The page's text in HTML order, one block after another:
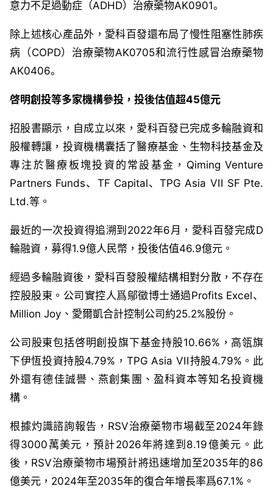
意力不足過動症（ADHD）治療藥物AK0901。
除上述核心產品外，愛科百發還布局了慢性阻塞性肺疾
病（COPD）治療藥物AK0705和流行性感冒治療藥物
AK0406。
啓明創投等多家機構參投，投後估值超45億元
招股書顯示，自成立以來，愛科百發已完成多輪融資和
股權轉讓， 投資機構囊括了醫療基金、生物科技基金及
專注於醫療板塊投資的常設基金， Qiming Venture
Partners Funds、 TF Capital、TPG Asia VII SF Pte.
Ltd.等。
最近的一次投資得追溯到2022年6月，愛科百發完成D
輪融資，募得1.9億人民幣，投後估值46.9億元。
經過多輪融資後， 愛科百發股權結構相對分散，不存在
控股股東。公司實控人爲鄔徵博士通過Profits Excel、
Million Joy 、愛爾凱合計控制公司約25.2%股份。
公司股東包括啓明創投旗下基金持股10.66% ，高瓴旗
下伊恆投資持股4.79% ， TPG Asia VII持股4.79% 。此
外還有德佳誠譽、燕創集團、盈科資本等知名投資機
構。
根據灼識諮詢報告， RSV治療藥物市場截至2024年錄
得3000萬美元，預計2026年將達到 8.19億美元。此
後， RSV治療藥物市場預計將迅速增加至2035年的86
億美元， 2024年至2035年的復合年增長率爲67.1% 。